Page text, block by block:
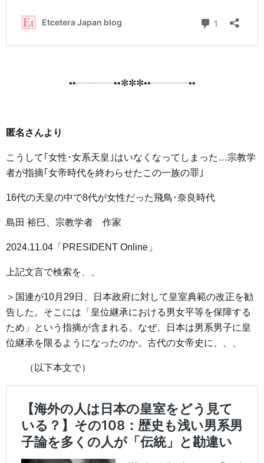
••┈┈┈┈••✼✼✼••┈┈┈┈••
匿名さんより
こうして｢女性･女系天皇｣はいなくなってしまった…宗教学
者が指摘｢女帝時代を終わらせたこの一族の罪｣
16代の天皇の中で8代が女性だった飛鳥･奈良時代
島田 裕巳、宗教学者 作家
2024.11.04「PRESIDENT Online」
上記文言で検索を、、
＞国連が10月29日、日本政府に対して皇室典範の改正を勧
告した。そこには「皇位継承における男女平等を保障する
ため」という指摘が含まれる。なぜ、日本は男系男子に皇
位継承を限るようになったのか。古代の女帝史に、、、
（以下本文で）